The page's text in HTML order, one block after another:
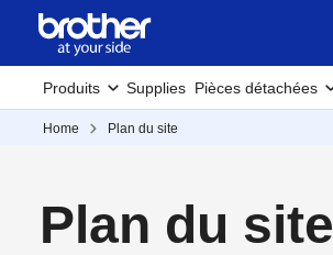
Produits Supplies Pièces détachées
Home Plan du site
Plan du site